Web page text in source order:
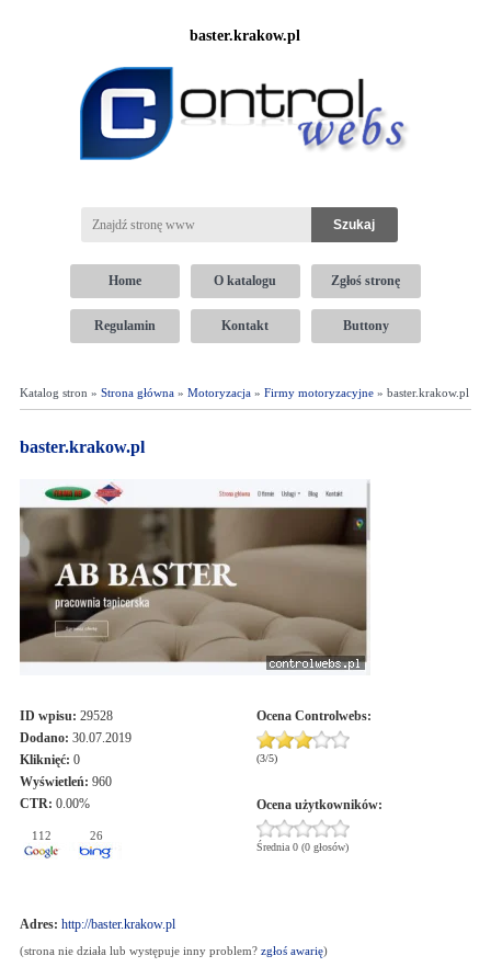
baster.krakow.pl
Home O katalogu Zgłoś stronę
Regulamin Kontakt Buttony
Katalog stron » Strona główna» Motoryzacja» Firmy motoryzacyjne» baster.krakow.pl
baster.krakow.pl
ID wpisu: 29528
Dodano: 30.07.2019
Kliknięć: 0
Wyświetleń: 960
CTR: 0.00%
112 26
Ocena Controlwebs:
(3/5)
Ocena użytkowników:
Średnia 0 (0 głosów)
Adres: http://baster.krakow.pl
(strona nie działa lub występuje inny problem? zgłoś awarię)